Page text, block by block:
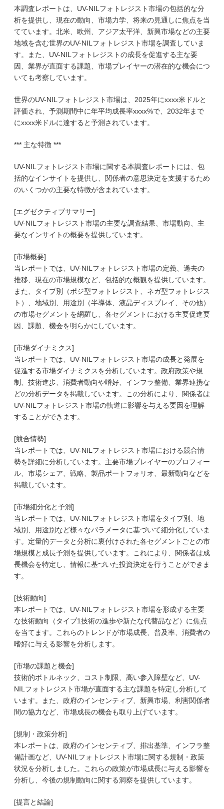
本調査レポートは、UV-NILフォトレジスト市場の包括的な分
析を提供し、現在の動向、市場力学、将来の見通しに焦点を当
てています。北米、欧州、アジア太平洋、新興市場などの主要
地域を含む世界のUV-NILフォトレジスト市場を調査していま
す。また、UV-NILフォトレジストの成長を促進する主な要
因、業界が直面する課題、市場プレイヤーの潜在的な機会につ
いても考察しています。
世界のUV-NILフォトレジスト市場は、2025年にxxxx米ドルと
評価され、予測期間中に年平均成長率xxxx%で、2032年まで
にxxxx米ドルに達すると予測されています。
*** 主な特徴 ***
UV-NILフォトレジスト市場に関する本調査レポートには、包
括的なインサイトを提供し、関係者の意思決定を支援するため
のいくつかの主要な特徴が含まれています。
[エグゼクティブサマリー]
UV-NILフォトレジスト市場の主要な調査結果、市場動向、主
要なインサイトの概要を提供しています。
[市場概要]
当レポートでは、UV-NILフォトレジスト市場の定義、過去の
推移、現在の市場規模など、包括的な概観を提供しています。
また、タイプ別（ポジ型フォトレジスト、ネガ型フォトレジス
ト）、地域別、用途別（半導体、液晶ディスプレイ、その他）
の市場セグメントを網羅し、各セグメントにおける主要促進要
因、課題、機会を明らかにしています。
[市場ダイナミクス]
当レポートでは、UV-NILフォトレジスト市場の成長と発展を
促進する市場ダイナミクスを分析しています。政府政策や規
制、技術進歩、消費者動向や嗜好、インフラ整備、業界連携な
どの分析データを掲載しています。この分析により、関係者は
UV-NILフォトレジスト市場の軌道に影響を与える要因を理解
することができます。
[競合情勢]
当レポートでは、UV-NILフォトレジスト市場における競合情
勢を詳細に分析しています。主要市場プレイヤーのプロフィー
ル、市場シェア、戦略、製品ポートフォリオ、最新動向などを
掲載しています。
[市場細分化と予測]
当レポートでは、UV-NILフォトレジスト市場をタイプ別、地
域別、用途別など様々なパラメータに基づいて細分化していま
す。定量的データと分析に裏付けされた各セグメントごとの市
場規模と成長予測を提供しています。これにより、関係者は成
長機会を特定し、情報に基づいた投資決定を行うことができま
す。
[技術動向]
本レポートでは、UV-NILフォトレジスト市場を形成する主要
な技術動向（タイプ1技術の進歩や新たな代替品など）に焦点
を当てます。これらのトレンドが市場成長、普及率、消費者の
嗜好に与える影響を分析します。
[市場の課題と機会]
技術的ボトルネック、コスト制限、高い参入障壁など、UV-
NILフォトレジスト市場が直面する主な課題を特定し分析して
います。また、政府のインセンティブ、新興市場、利害関係者
間の協力など、市場成長の機会も取り上げています。
[規制・政策分析]
本レポートは、政府のインセンティブ、排出基準、インフラ整
備計画など、UV-NILフォトレジスト市場に関する規制・政策
状況を分析しました。これらの政策が市場成長に与える影響を
分析し、今後の規制動向に関する洞察を提供しています。
[提言と結論]